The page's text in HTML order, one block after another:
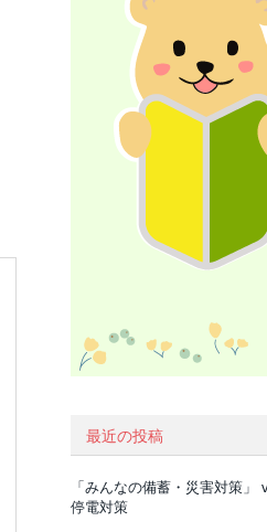
最近の投稿
「みんなの備蓄・災害対策」
停電対策